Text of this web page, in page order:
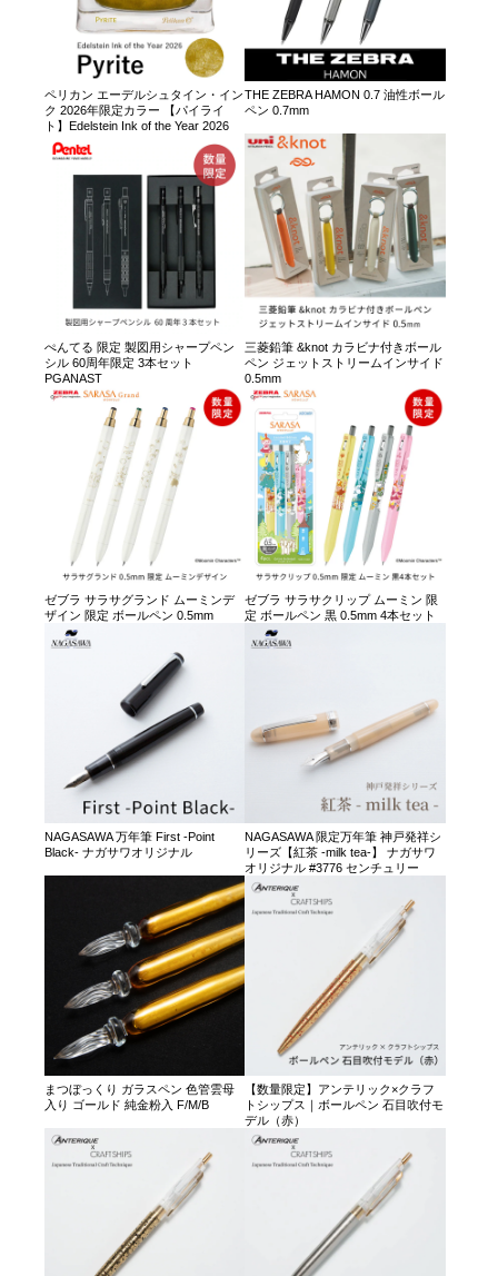
ペリカン エーデルシュタイン・イン
ク 2026年限定カラー 【パイライ
ト】Edelstein Ink of the Year 2026
THE ZEBRA HAMON 0.7 油性ボール
ペン 0.7mm
ぺんてる 限定 製図用シャープペン
シル 60周年限定 3本セット
PGANAST
三菱鉛筆 &knot カラビナ付きボール
ペン ジェットストリームインサイド
0.5mm
ゼブラ サラサグランド ムーミンデ
ザイン 限定 ボールペン 0.5mm
ゼブラ サラサクリップ ムーミン 限
定 ボールペン 黒 0.5mm 4本セット
NAGASAWA 万年筆 First -Point
Black- ナガサワオリジナル
NAGASAWA 限定万年筆 神戸発祥シ
リーズ【紅茶 -milk tea-】 ナガサワ
オリジナル #3776 センチュリー
まつぼっくり ガラスペン 色管雲母
入り ゴールド 純金粉入 F/M/B
【数量限定】アンテリック×クラフ
トシップス｜ボールペン 石目吹付モ
デル（赤）